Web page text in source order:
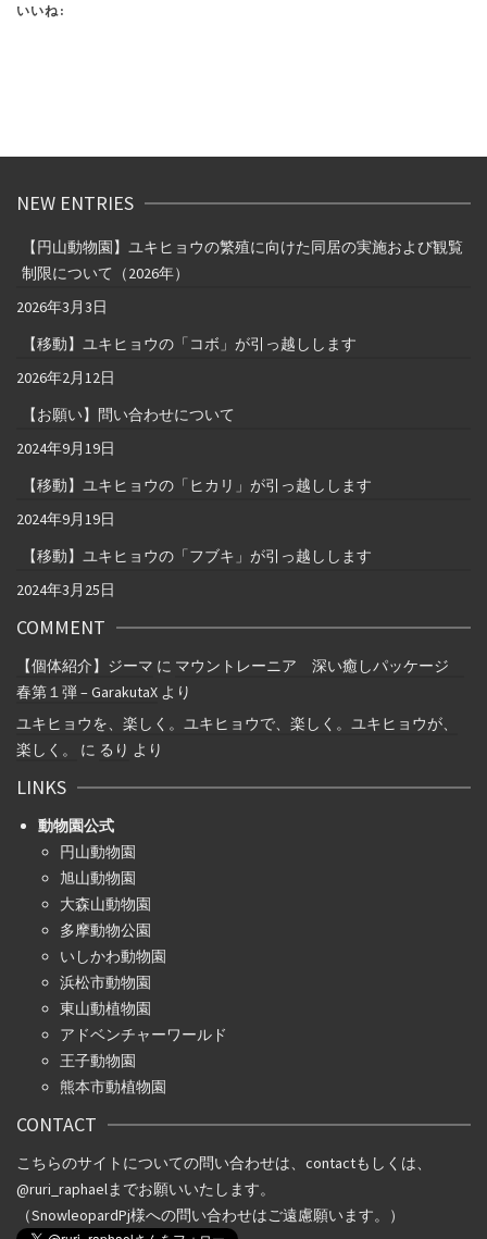
いいね:
NEW ENTRIES
【円山動物園】ユキヒョウの繁殖に向けた同居の実施および観覧
制限について（2026年）
2026年3月3日
【移動】ユキヒョウの「コボ」が引っ越しします
2026年2月12日
【お願い】問い合わせについて
2024年9月19日
【移動】ユキヒョウの「ヒカリ」が引っ越しします
2024年9月19日
【移動】ユキヒョウの「フブキ」が引っ越しします
2024年3月25日
COMMENT
【個体紹介】ジーマ に マウントレーニア 深い癒しパッケージ
春第１弾 – GarakutaX より
ユキヒョウを、楽しく。ユキヒョウで、楽しく。ユキヒョウが、
楽しく。
に るり より
LINKS
動物園公式
円山動物園
旭山動物園
大森山動物園
多摩動物公園
いしかわ動物園
浜松市動物園
東山動植物園
アドベンチャーワールド
王子動物園
熊本市動植物園
CONTACT
こちらのサイトについての問い合わせは、 contactもしくは、
@ruri_raphaelまでお願いいたします。
（SnowleopardPj様への問い合わせはご遠慮願います。）